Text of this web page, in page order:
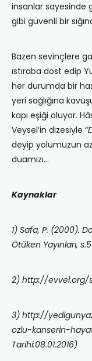
insanlar sayesinde
gibi güvenli bir
Bazen sevinçlere
ıstıraba dost edip
her durumda bir
yeri sağlığına
kapı eşiği oluyor.
Veysel’in dizesiyle “
deyip yolumuzun
duamızı…
Kaynaklar
1) Safa, P. (2000).
Ötüken Yayınları, s.5
2) http://evvel.org/
3) http://
ozlu-kanserin-
Tarihi:08.01.2016)